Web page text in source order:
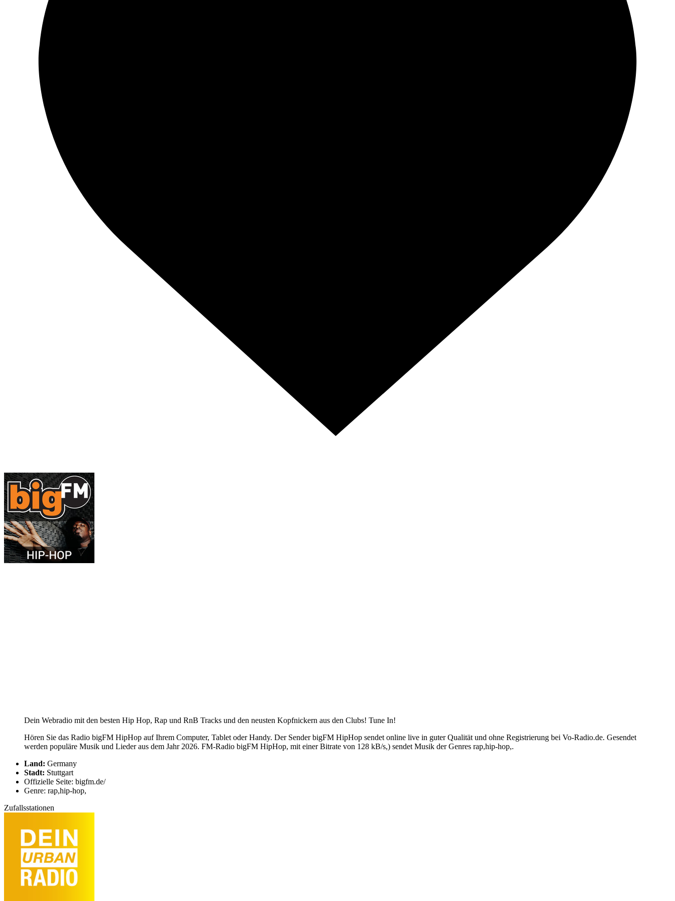
Dein Webradio mit den besten Hip Hop, Rap und RnB Tracks und den neusten Kopfnickern aus den Clubs! Tune In!
Hören Sie das Radio bigFM HipHop auf Ihrem Computer, Tablet oder Handy. Der Sender bigFM HipHop sendet online live in guter Qualität und ohne Registrierung bei Vo-Radio.de. Gesendet
werden populäre Musik und Lieder aus dem Jahr 2026. FM-Radio bigFM HipHop, mit einer Bitrate von 128 kB/s,) sendet Musik der Genres rap,hip-hop,.
Land: Germany
Stadt: Stuttgart
Offizielle Seite: bigfm.de/
Genre: rap,hip-hop,
Zufallsstationen